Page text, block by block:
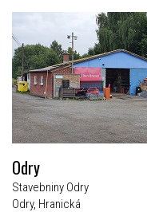
Odry
Stavebniny Odry
Odry, Hranická